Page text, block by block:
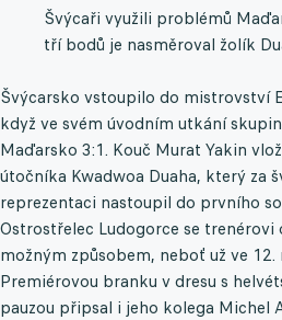
Švýcaři využili problémů
tří bodů je nasměroval žolík
Švýcarsko vstoupilo do mistrovství
když ve svém úvodním utkání
Maďarsko 3:1. Kouč Murat Yakin
útočníka Kwadwoa Duaha, který za
reprezentaci nastoupil do prvního
Ostrostřelec Ludogorce se trenérovi
možným způsobem, neboť už ve
Premiérovou branku v dresu s
pauzou připsal i jeho kolega Michel